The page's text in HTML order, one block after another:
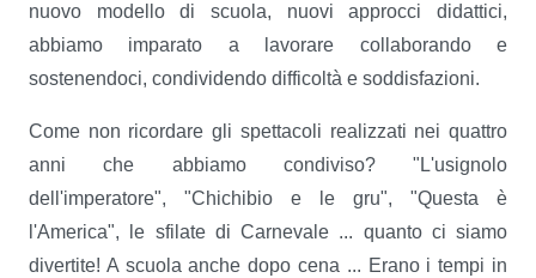
nuovo modello di scuola, nuovi approcci didattici,
abbiamo imparato a lavorare collaborando e
sostenendoci, condividendo difficoltà e soddisfazioni.
Come non ricordare gli spettacoli realizzati nei quattro
anni che abbiamo condiviso? "L'usignolo
dell'imperatore", "Chichibio e le gru", "Questa è
l'America", le sfilate di Carnevale ... quanto ci siamo
divertite! A scuola anche dopo cena ... Erano i tempi in